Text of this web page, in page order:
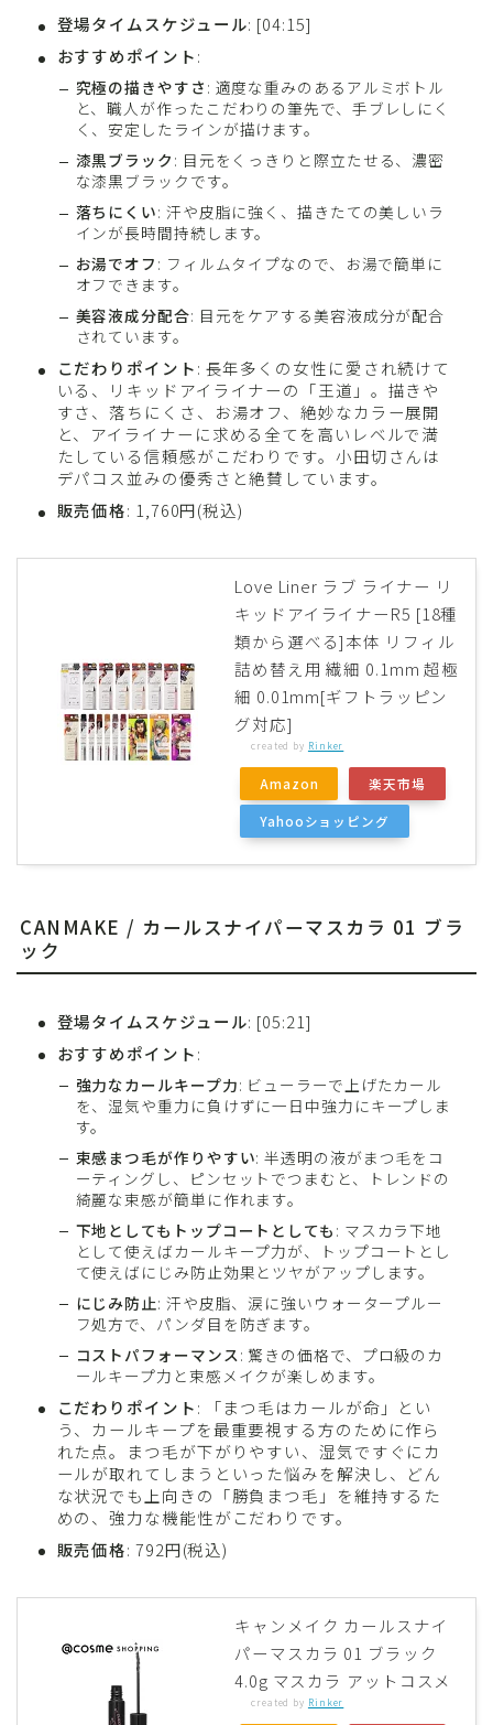
登場タイムスケジュール: [04:15]
おすすめポイント:
究極の描きやすさ : 適度な重みのあるアルミボトル
と、職人が作ったこだわりの筆先で、手ブレしにく
く、安定したラインが描けます。
漆黒ブラック : 目元をくっきりと際立たせる、濃密
な漆黒ブラックです。
落ちにくい: 汗や皮脂に強く、描きたての美しいラ
インが長時間持続します。
お湯でオフ : フィルムタイプなので、お湯で簡単に
オフできます。
美容液成分配合: 目元をケアする美容液成分が配合
されています。
こだわりポイント: 長年多くの女性に愛され続けて
いる、リキッドアイライナーの「王道」。描きや
すさ、落ちにくさ、お湯オフ、絶妙なカラー展開
と、アイライナーに求める全てを高いレベルで満
たしている信頼感がこだわりです。小田切さんは
デパコス並みの優秀さと絶賛しています。
販売価格: 1,760円(税込)
Love Liner ラブ ライナー リ
キッドアイライナーR5 [18種
類から選べる]本体 リフィル
詰め替え用 繊細 0.1mm 超極
細 0.01mm[ギフトラッピン
グ対応]
created by Rinker
Amazon 楽天市場
Yahooショッピング
CANMAKE / カールスナイパーマスカラ 01 ブラ
ック
登場タイムスケジュール: [05:21]
おすすめポイント:
強力なカールキープ力: ビューラーで上げたカール
を、湿気や重力に負けずに一日中強力にキープしま
す。
束感まつ毛が作りやすい: 半透明の液がまつ毛をコ
ーティングし、ピンセットでつまむと、トレンドの
綺麗な束感が簡単に作れます。
下地としてもトップコートとしても : マスカラ下地
として使えばカールキープ力が、トップコートとし
て使えばにじみ防止効果とツヤがアップします。
にじみ防止: 汗や皮脂、涙に強いウォータープルー
フ処方で、パンダ目を防ぎます。
コストパフォーマンス : 驚きの価格で、プロ級のカ
ールキープ力と束感メイクが楽しめます。
こだわりポイント: 「まつ毛はカールが命」とい
う、カールキープを最重要視する方のために作ら
れた点。まつ毛が下がりやすい、湿気ですぐにカ
ールが取れてしまうといった悩みを解決し、どん
な状況でも上向きの「勝負まつ毛」を維持するた
めの、強力な機能性がこだわりです。
販売価格: 792円(税込)
キャンメイク カールスナイ
パーマスカラ 01 ブラック
4.0g マスカラ アットコスメ
created by Rinker